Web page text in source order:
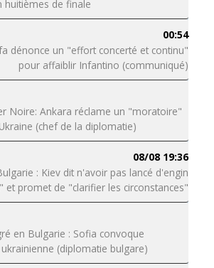
huitièmes de finale
00:54
dénonce un "effort concerté et continu"
pour affaiblir Infantino (communiqué)
Noire: Ankara réclame un "moratoire"
(chef de la diplomatie)
08/08 19:36
: Kiev dit n'avoir pas lancé d'engin
et promet de "clarifier les circonstances"
en Bulgarie : Sofia convoque
(diplomatie bulgare)